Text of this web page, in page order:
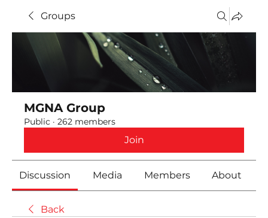
Groups
MGNA Group
Public · 262 members
Join
Discussion Media Members About
Back